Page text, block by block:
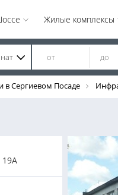
Жилые комплексы
в Сергиевом Посаде
19А